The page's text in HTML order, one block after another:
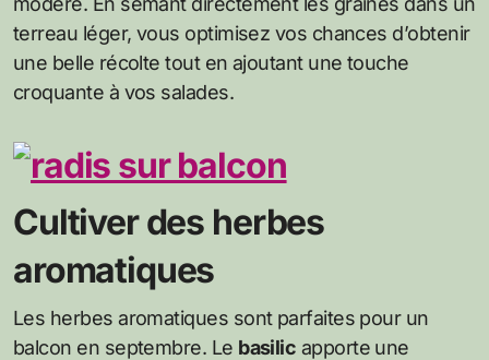
terreau léger, vous optimisez vos chances d’obtenir
une belle récolte tout en ajoutant une touche
croquante à vos salades.
Cultiver des herbes
aromatiques
Les herbes aromatiques sont parfaites pour un
balcon en septembre. Le basilic apporte une